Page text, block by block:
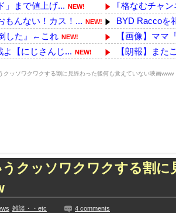
」まで値上げ... NEW!
もんない！カス！... NEW!
した』←これ NEW!
よ【にじさんじ... NEW!
戦‼
括を踏まえ、適...
ｗｗｗ
｢格なむチャ
BYD Raccoを
【画像】マ
【朗報】また
【なぜ韓国に
今年3月のベ
鈴木奈穂子ア
【悲報】面識
クッソワクワクする割に見終わった後何も覚えていない映画www
うクッソワクワクする割に
雑談・・etc 4 comments